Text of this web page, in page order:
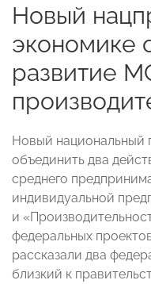
Новый
экономике
развитие
Новый национальный
объединить два
среднего
индивидуальной
и
федеральных
рассказали два
близкий к